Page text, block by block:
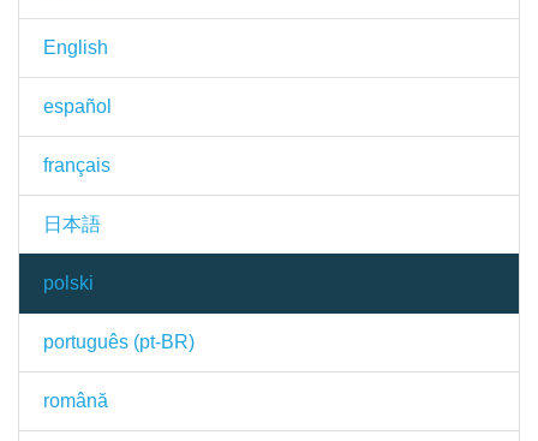
English
español
français
日本語
polski
português (pt-BR)
română